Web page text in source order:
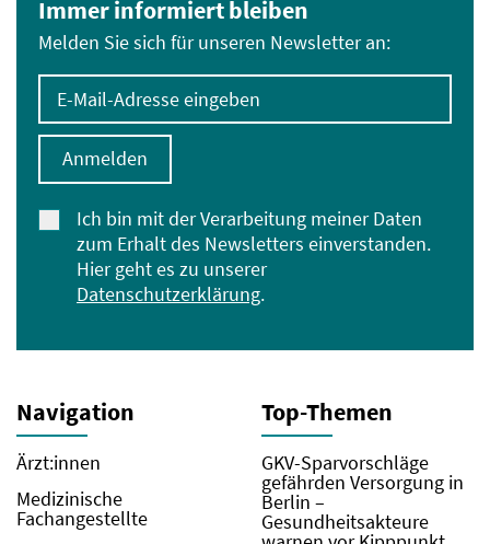
Immer informiert bleiben
Melden Sie sich für unseren Newsletter an:
E-Mail-Adresse eingeben
Ich bin mit der Verarbeitung meiner Daten
zum Erhalt des Newsletters einverstanden.
Hier geht es zu unserer
Datenschutzerklärung.
Anmelden
Navigation
Ärzt:innen
Medizinische
Fachangestellte
Top-Themen
GKV-Sparvorschläge
gefährden Versorgung in
Berlin –
Gesundheitsakteure